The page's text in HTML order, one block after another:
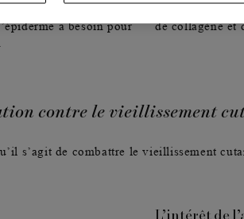
de l’acide hyaluronique
a besoin pour
de collagène et
contre le vieillissement
s’agit de combattre le vieillissement